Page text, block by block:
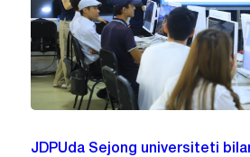
JDPUda Sejong universiteti